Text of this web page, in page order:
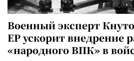
Военный эксперт
ЕР ускорит внедрение
«народного ВПК» в